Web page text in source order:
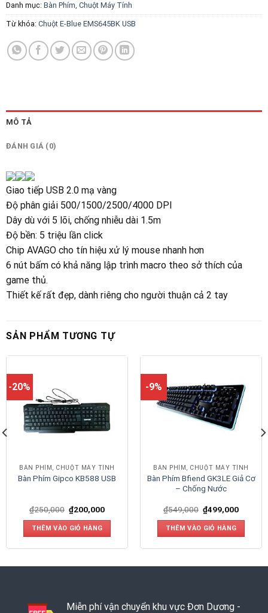
Danh mục: Bàn Phím, Chuột Máy Tính
Từ khóa: Chuột E-Blue EMS645BK USB
MÔ TẢ
ĐÁNH GIÁ (0)
Giao tiếp USB 2.0 mạ vàng
Độ phân giải 500/1500/2500/4000 DPI
Dây dù với 5 lõi, chống nhiễu dài 1.5m
Độ bền: 5 triệu lần click
Chip AVAGO cho tín hiệu xử lý mouse nhanh hơn
6 nút bấm có khả năng lập trình macro theo sở thích của
game thủ.
Thiết kế rất đẹp, dành riêng cho người thuận cả 2 tay
SẢN PHẨM TƯƠNG TỰ
-20%
BÀN PHÍM, CHUỘT MÁY TÍNH
Bàn Phím Gipco KB588 USB
₫250,000 ₫200,000
THÊM VÀO GIỎ HÀNG
-9%
BÀN PHÍM, CHUỘT MÁY TÍNH
Bàn Phím Bfiend GK3LE Giả Cơ
– Chống Nước
₫549,000 ₫499,000
THÊM VÀO GIỎ HÀNG
Miễn phí vận chuyển khu vực Đơn Dương -